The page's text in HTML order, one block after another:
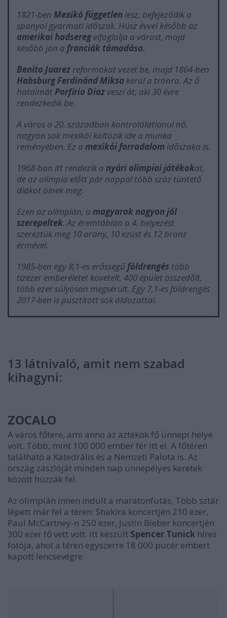
1821-ben Mexikó független lesz, befejeződik a
spanyol gyarmati időszak. Húsz évvel később az
amerikai hadseregelfoglalja a várost, majd
később jön a franciák támadása.
Benito Juarez reformokat vezet be, majd 1864-ben
Habsburg Ferdinánd Miksa kerül a trónra. Az ő
hatalmátPorfirio Diaz veszi át, aki 30 évre
rendezkedik be.
A város a 20. században kontrolálatlanul nő,
nagyon sok mexikói költözik ide a munka
reményében. Ez a mexikói forradalom időszaka is.
1968-ban itt rendezik a nyári olimpiai játékokat,
de az olimpia előtt pár nappal több száz tüntető
diákot ölnek meg.
Ezen az olimpián, a magyarok nagyon jól
szerepeltek. Az éremtáblán a 4. helyezést
szereztük meg 10 arany, 10 ezüst és 12 bronz
érmével.
1985-ben egy 8,1-es erősségű földrengés több
tízezer emberéletet követelt, 400 épület összedőlt,
több ezer súlyosan megsérült. Egy 7,1-es földrengés
2017-ben is pusztított sok áldozattal.
13 látnivaló, amit nem szabad
kihagyni:
ZOCALO
A város főtere, ami anno az aztékok fő ünnepi helye
volt. Több, mint 100 000 ember fér itt el. A főtéren
található a Katedrális és a Nemzeti Palota is. Az
ország zászlóját minden nap ünnepélyes keretek
között húzzák fel.
Az olimpián innen indult a maratonfutás. Több sztár
lépett már fel a téren: Shakira koncertjén 210 ezer,
Paul McCartney-n 250 ezer, Justin Bieber koncertjén
300 ezer fő vett volt. Itt készült Spencer Tunick híres
fotója, ahol a téren egyszerre 18 000 pucér embert
kapott lencsevégre.